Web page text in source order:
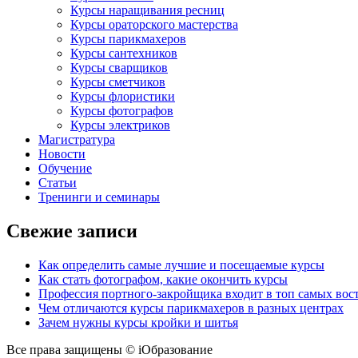
Курсы наращивания ресниц
Курсы ораторского мастерства
Курсы парикмахеров
Курсы сантехников
Курсы сварщиков
Курсы сметчиков
Курсы флористики
Курсы фотографов
Курсы электриков
Магистратура
Новости
Обучение
Статьи
Тренинги и семинары
Свежие записи
Как определить самые лучшие и посещаемые курсы
Как стать фотографом, какие окончить курсы
Профессия портного-закройщика входит в топ самых
Чем отличаются курсы парикмахеров в разных центрах
Зачем нужны курсы кройки и шитья
Все права защищены © iОбразование